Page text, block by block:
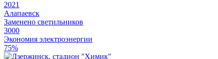
2021
Алапаевск
Заменено светильников
3000
Экономия электроэнергии
75%